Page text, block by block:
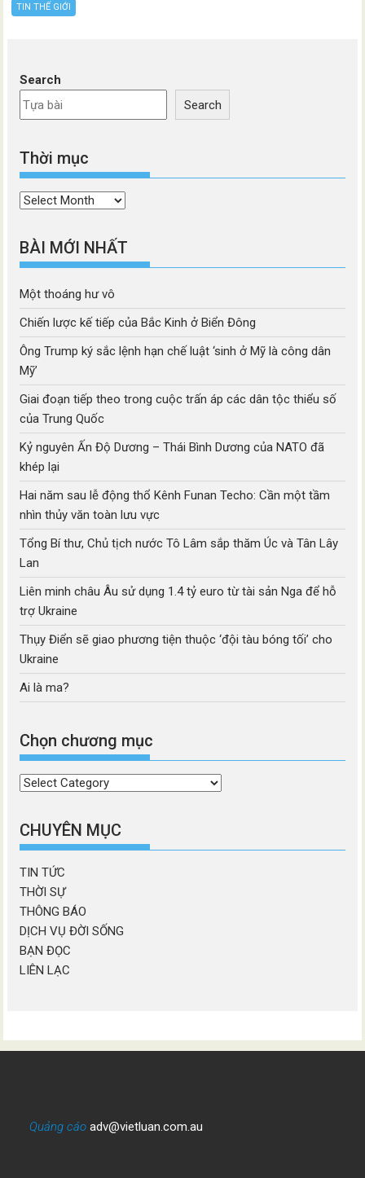
TIN THẾ GIỚI
Search
Search
Thời mục
Thời
BÀI MỚI NHẤT
Một thoáng hư vô
Chiến lược kế tiếp của Bắc Kinh ở Biển Đông
Ông Trump ký sắc lệnh hạn chế luật ‘sinh ở Mỹ là công dân
Mỹ’
Giai đoạn tiếp theo trong cuộc trấn áp các dân tộc thiểu số
của Trung Quốc
Kỷ nguyên Ấn Độ Dương – Thái Bình Dương của NATO đã
khép lại
Hai năm sau lễ động thổ Kênh Funan Techo: Cần một tầm
nhìn thủy văn toàn lưu vực
Tổng Bí thư, Chủ tịch nước Tô Lâm sắp thăm Úc và Tân Lây
Lan
Liên minh châu Âu sử dụng 1.4 tỷ euro từ tài sản Nga để hỗ
trợ Ukraine
Thụy Điển sẽ giao phương tiện thuộc ‘đội tàu bóng tối’ cho
Ukraine
Ai là ma?
Chọn chương mục
Chọn
mục
CHUYÊN MỤC
TIN TỨC
THỜI SỰ
THÔNG BÁO
DỊCH VỤ ĐỜI SỐNG
BẠN ĐỌC
LIÊN LẠC
Quảng cáo adv@vietluan.com.au